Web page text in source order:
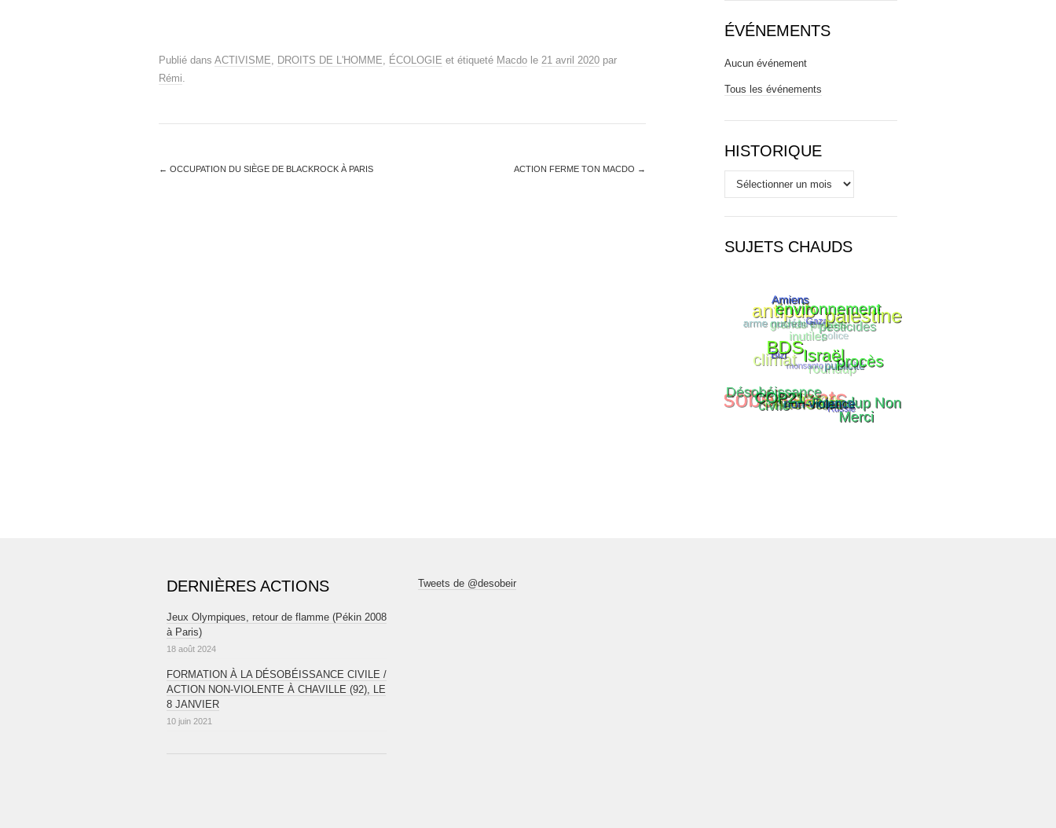
Publié dans ACTIVISME, DROITS DE L'HOMME, ÉCOLOGIE et étiqueté Macdo le 21 avril 2020 par
Rémi.
← OCCUPATION DU SIÈGE DE BLACKROCK À PARIS ACTION FERME TON MACDO →
ÉVÉNEMENTS
Aucun événement
Tous les événements
HISTORIQUE
Historique
SUJETS CHAUDS
DERNIÈRES ACTIONS
Jeux Olympiques, retour de flamme (Pékin 2008
à Paris)
18 août 2024
FORMATION À LA DÉSOBÉISSANCE CIVILE /
ACTION NON-VIOLENTE À CHAVILLE (92), LE
8 JANVIER
10 juin 2021
Tweets de @desobeir